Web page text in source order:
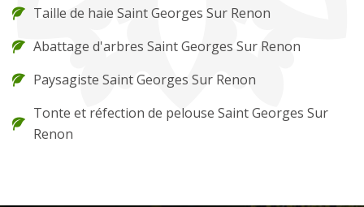
Taille de haie Saint Georges Sur Renon
Abattage d'arbres Saint Georges Sur Renon
Paysagiste Saint Georges Sur Renon
Tonte et réfection de pelouse Saint Georges Sur
Renon